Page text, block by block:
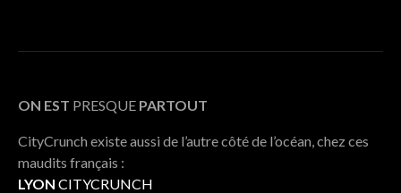
ON EST PRESQUE PARTOUT
CityCrunch existe aussi de l’autre côté de l’océan, chez ces
maudits français :
LYON CITYCRUNCH